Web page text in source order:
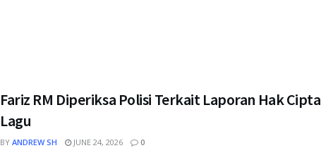
Fariz RM Diperiksa Polisi Terkait Laporan Hak Cipta
Lagu
BY ANDREW SH JUNE 24, 2026 0